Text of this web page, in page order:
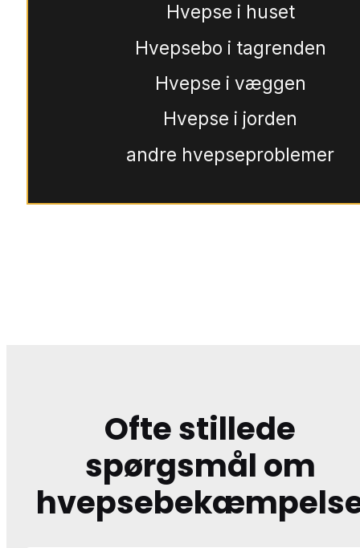
Hvepse i huset
Hvepsebo i tagrenden
Hvepse i væggen
Hvepse i jorden
andre hvepseproblemer
Ofte stillede
spørgsmål om